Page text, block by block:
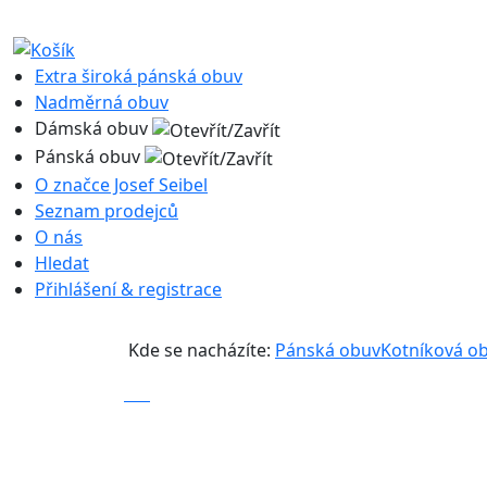
Extra široká pánská obuv
Nadměrná obuv
Dámská obuv
Pánská obuv
O značce Josef Seibel
Seznam prodejců
O nás
Hledat
Přihlášení & registrace
Kde se nacházíte: Pánská obuvKotníková